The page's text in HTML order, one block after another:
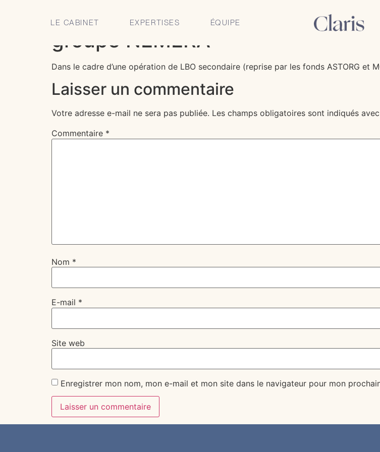
LE CABINET EXPERTISES ÉQUIPE
CLARIS Avocats conseille les
groupe NEMERA
Dans le cadre d’une opération de LBO secondaire (reprise par les fonds ASTORG et
Laisser un commentaire
Votre adresse e-mail ne sera pas publiée. Les champs obligatoires sont indiqués avec
Commentaire *
Nom *
E-mail *
Site web
Enregistrer mon nom, mon e-mail et mon site dans le navigateur pour mon